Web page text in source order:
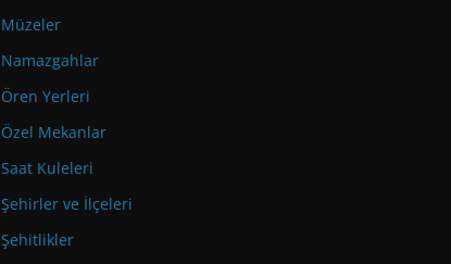
Müzeler
Namazgahlar
Ören Yerleri
Özel Mekanlar
Saat Kuleleri
Şehirler ve İlçeleri
Şehitlikler